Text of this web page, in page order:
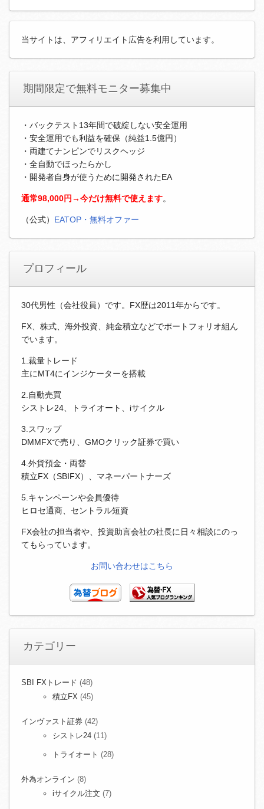
当サイトは、アフィリエイト広告を利用しています。
期間限定で無料モニター募集中
・バックテスト13年間で破綻しない安全運用
・安全運用でも利益を確保（純益1.5億円）
・両建てナンピンでリスクヘッジ
・全自動でほったらかし
・開発者自身が使うために開発されたEA
通常98,000円→今だけ無料で使えます。
（公式） EATOP・無料オファー
プロフィール
30代男性（会社役員）です。FX歴は2011年からです。
FX、株式、海外投資、純金積立などでポートフォリオ組ん
でいます。
1.裁量トレード
主にMT4にインジケーターを搭載
2.自動売買
シストレ24、トライオート、iサイクル
3.スワップ
DMMFXで売り、GMOクリック証券で買い
4.外貨預金・両替
積立FX（SBIFX）、マネーパートナーズ
5.キャンペーンや会員優待
ヒロセ通商、セントラル短資
FX会社の担当者や、投資助言会社の社長に日々相談にのっ
てもらっています。
お問い合わせはこちら
カテゴリー
SBI FXトレード (48)
積立FX (45)
インヴァスト証券 (42)
シストレ24 (11)
トライオート (28)
外為オンライン (8)
iサイクル注文 (7)